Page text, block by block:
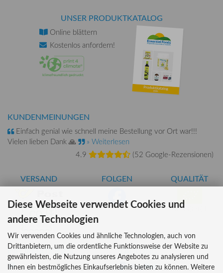
UNSER PRODUKTKATALOG
Online blättern
Kostenlos anfordern!
KUNDENMEINUNGEN
Einfach genial wie schnell meine Bestellung vor Ort war!!!
Vielen lieben Dank 🙏
» Weiterlesen
4.9
(52 Google-Rezensionen)
VERSAND FOLGEN QUALITÄT
AT-BIO-401
INFORMATIONEN
Über uns
ZAHLUNG
Diese Webseite verwendet Cookies und
andere Technologien
Wir verwenden Cookies und ähnliche Technologien, auch von
Drittanbietern, um die ordentliche Funktionsweise der Website zu
gewährleisten, die Nutzung unseres Angebotes zu analysieren und
Ihnen ein bestmögliches Einkaufserlebnis bieten zu können. Weitere